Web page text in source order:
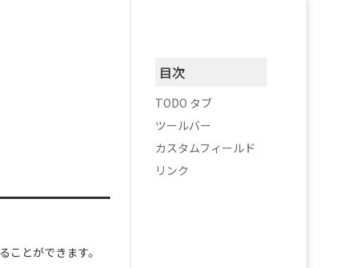
とができます。
目次
TODO タブ
ツールバー
カスタムフィールド
リンク